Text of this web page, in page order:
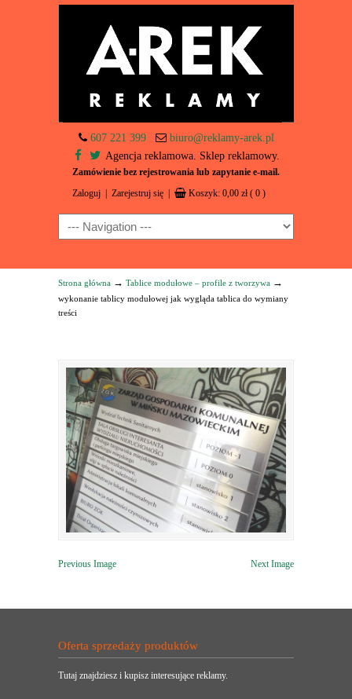
607 221 399
biuro@reklamy-arek.pl
Agencja reklamowa. Sklep reklamowy.
Zamówienie bez rejestrowania lub zapytanie e-mail.
Zaloguj Zarejestruj się Koszyk: 0,00 zł ( 0 )
Navigation
Strona główna → Tablice modułowe – profile z tworzywa →
wykonanie tablicy modułowej jak wygląda tablica do wymiany
treści
Previous Image Next Image
Oferta sprzedaży produktów
Tutaj znajdziesz i kupisz interesujące reklamy.